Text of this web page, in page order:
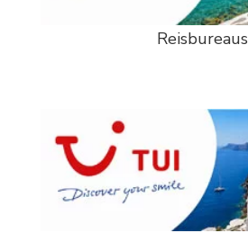
Reisbureaus